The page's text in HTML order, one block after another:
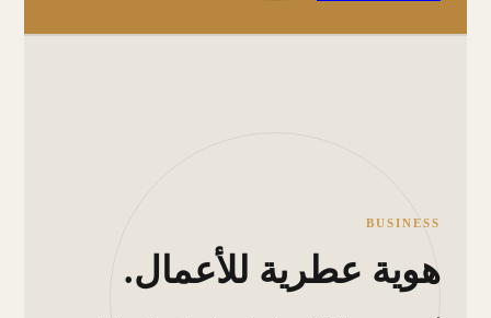
BUSINESS
هوية عطرية للأعمال.